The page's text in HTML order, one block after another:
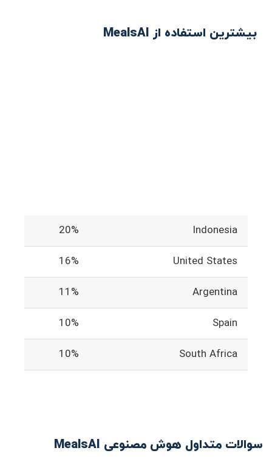
بیشترین استفاده از MealsAI
Indonesia
20%
United States
16%
Argentina
11%
Spain
10%
South Africa
10%
سوالات متداول هوش مصنوعی MealsAI